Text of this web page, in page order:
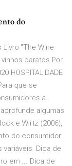
do
"The Wine
baratos Por
HOSPITALIDADE
que se
a
algumas
e Wirtz (2006),
do consumidor
Dica de
em ... Dica de